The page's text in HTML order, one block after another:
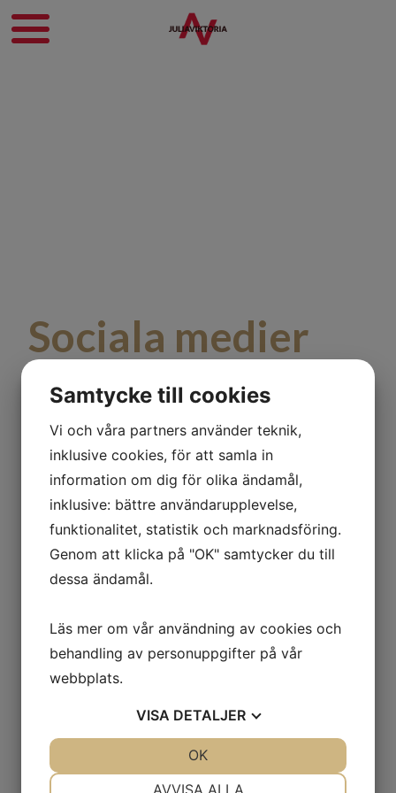
Sociala medier
Instagram:juliaviktoria
Samtycke till cookies
Vi och våra partners använder teknik,
inklusive cookies, för att samla in
information om dig för olika ändamål,
inklusive: bättre användarupplevelse,
funktionalitet, statistik och marknadsföring.
Genom att klicka på "OK" samtycker du till
dessa ändamål.
Läs mer om vår användning av cookies och
behandling av personuppgifter på vår
webbplats.
VISA DETALJER
AVVISA ALLA
OK